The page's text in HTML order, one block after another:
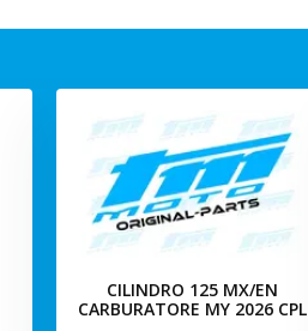
CILINDRO 125 MX/EN
CARBURATORE MY 2026 CPL